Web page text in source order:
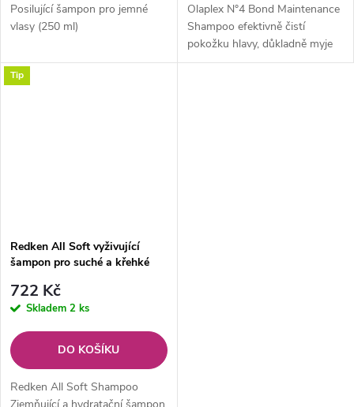
Posilující šampon pro jemné
vlasy (250 ml)
Olaplex N°4 Bond Maintenance
Shampoo efektivně čistí
pokožku hlavy, důkladně myje
vlasy a navrací jim přirozenou
Tip
Redken All Soft vyživující
šampon pro suché a křehké
722 Kč
Skladem 2 ks
DO KOŠÍKU
Redken All Soft Shampoo